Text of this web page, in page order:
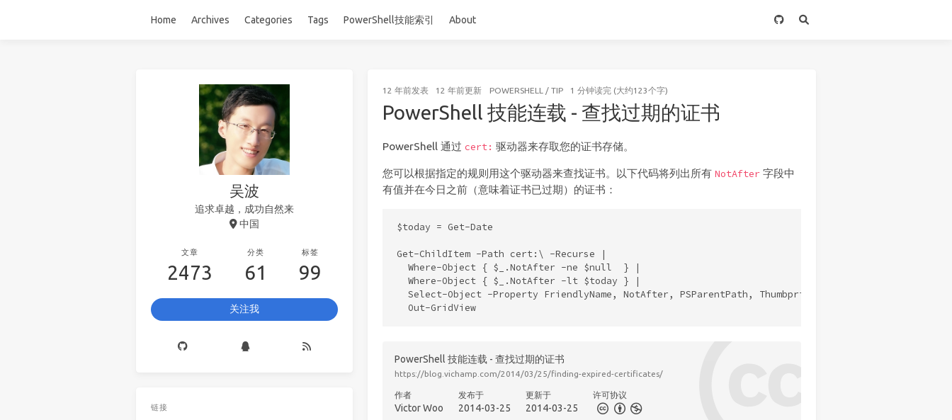
Home Archives Categories Tags PowerShell技能索引 About
12 年前发表 12 年前更新 POWERSHELL / TIP 1 分钟读完 (大约123个字)
PowerShell 技能连载 - 查找过期的证书
PowerShell 通过 cert: 驱动器来存取您的证书存储。
您可以根据指定的规则用这个驱动器来查找证书。以下代码将列出所有 NotAfter字段中
有值并在今日之前（意味着证书已过期）的证书：
$today = Get-Date
Get-ChildItem -Path cert:\ -Recurse |
  Where-Object { $_.NotAfter -ne $null  } |
  Where-Object { $_.NotAfter -lt $today } |
  Select-Object -Property FriendlyName, NotAfter, PSParentPath, Thumbprint |
  Out-GridView
PowerShell 技能连载 - 查找过期的证书
https://blog.vichamp.com/2014/03/25/finding-expired-certificates/
作者
Victor Woo
发布于
2014-03-25
更新于
2014-03-25
许可协议
吴波
追求卓越，成功自然来
中国
文章
2473
分类
61
标签
99
关注我
链接